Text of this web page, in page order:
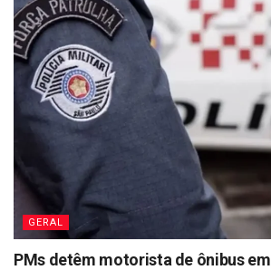
GERAL
PMs detêm motorista de ônibus